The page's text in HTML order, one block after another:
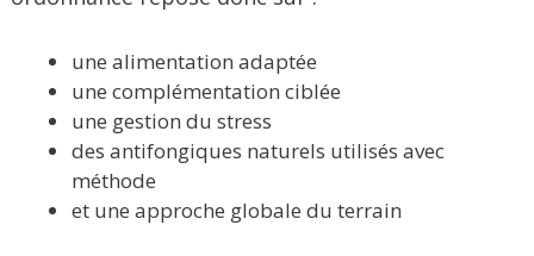
une alimentation adaptée
une complémentation ciblée
une gestion du stress
des antifongiques naturels utilisés avec
méthode
et une approche globale du terrain